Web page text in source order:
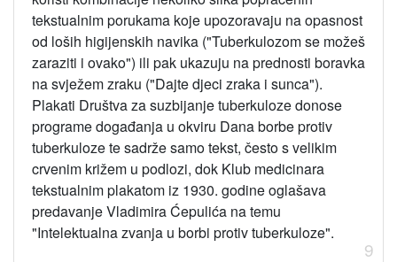
tekstualnim porukama koje upozoravaju na opasnost
od loših higijenskih navika ("Tuberkulozom se možeš
zaraziti i ovako") ili pak ukazuju na prednosti boravka
na svježem zraku ("Dajte djeci zraka i sunca").
Plakati Društva za suzbijanje tuberkuloze donose
programe događanja u okviru Dana borbe protiv
tuberkuloze te sadrže samo tekst, često s velikim
crvenim križem u podlozi, dok Klub medicinara
tekstualnim plakatom iz 1930. godine oglašava
predavanje Vladimira Ćepulića na temu
"Intelektualna zvanja u borbi protiv tuberkuloze".
9